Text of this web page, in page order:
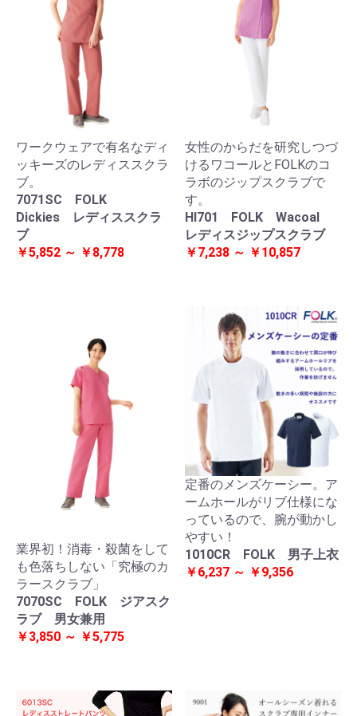
ワークウェアで有名なディ
ッキーズのレディススクラ
ブ。
7071SC FOLK
Dickies レディススクラ
ブ
￥5,852 ～ ￥8,778
女性のからだを研究しつづ
けるワコールとFOLKのコ
ラボのジップスクラブで
す。
HI701 FOLK Wacoal
レディスジップスクラブ
￥7,238 ～ ￥10,857
業界初！消毒・殺菌をして
も色落ちしない「究極のカ
ラースクラブ」
7070SC FOLK ジアスク
ラブ 男女兼用
￥3,850 ～ ￥5,775
定番のメンズケーシー。ア
ームホールがリブ仕様にな
っているので、腕が動かし
やすい！
1010CR FOLK 男子上衣
￥6,237 ～ ￥9,356